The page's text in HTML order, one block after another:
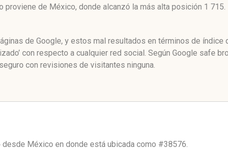
proviene de México, donde alcanzó la más alta posición 1
de Google, y estos mal resultados en términos de índice
con respecto a cualquier red social. Según Google safe
con revisiones de visitantes ninguna.
desde México en donde está ubicada como #38576.